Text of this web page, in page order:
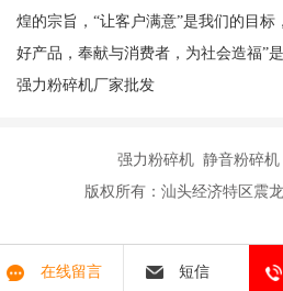
煌的宗旨，“让客户满意”是我们的目标
好产品，奉献与消费者，为社会造福”
强力粉碎机厂家批发
强力粉碎机 静音粉碎
版权所有：汕头经济特区震
在线留言 短信